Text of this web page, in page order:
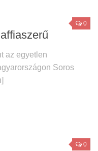
0
az egyetlen
Soros
0